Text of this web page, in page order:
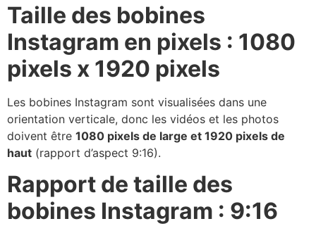
Taille des bobines
Instagram en pixels : 1080
pixels x 1920 pixels
Les bobines Instagram sont visualisées dans une
orientation verticale, donc les vidéos et les photos
doivent être 1080 pixels de large et 1920 pixels de
haut (rapport d’aspect 9:16).
Rapport de taille des
bobines Instagram : 9:16